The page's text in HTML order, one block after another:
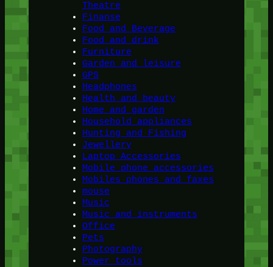
Theatre
Finanse
Food and Beverage
Food and drink
Furniture
Garden and leisure
GPS
Headphones
Health and beauty
Home and garden
Household appliances
Hunting and Fishing
Jewellery
Laptop Accessories
Mobile phone accessories
Mobiles phones and faxes
mouse
Music
Music and instruments
Office
Pets
Photography
Power tools